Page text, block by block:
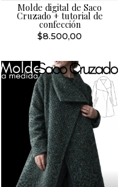
Molde digital de Saco
Cruzado + tutorial de
confección
$8.500,00